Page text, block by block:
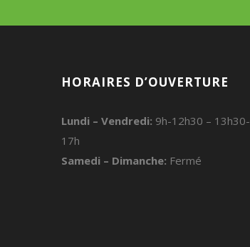
HORAIRES D’OUVERTURE
Lundi – Vendredi: 9h-12h30 – 13h30-
17h
Samedi – Dimanche: Fermé